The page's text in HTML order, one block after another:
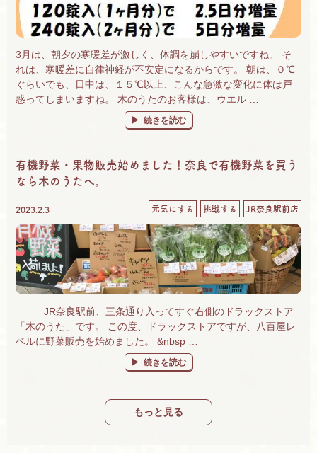
3月は、朝夕の寒暖差が激しく、体調を崩しやすいですね。 そ
れは、寒暖差に自律神経が不安定になるからです。 朝は、０℃
ぐらいでも、日中は、１５℃以上、こんな急激な変化に体は戸
惑ってしまいますね。 木のうたのお客様は、ウエル …
“季節の変わり目の体調不良に「若甦」が効
続きを読む
有機野菜・果物販売始めました！奈良で有機野菜を買う
なら木のうたへ。
2023.2.3 元気にする 挑戦する JR奈良駅前店
JR奈良駅前、三条通り入ってすぐ右側のドラックストア
「木のうた」です。 この度、ドラックストアですが、八百屋レ
ベルに野菜販売を始めました。 &nbsp …
“有機野菜・果物販売始めました！奈良で有
続きを読む
もっと見る